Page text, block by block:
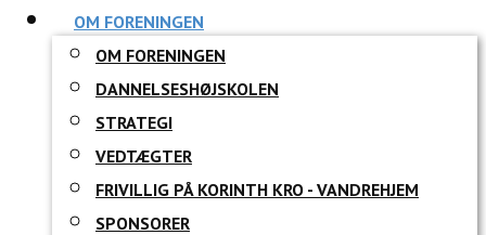
OM FORENINGEN
OM FORENINGEN
DANNELSESHØJSKOLEN
STRATEGI
VEDTÆGTER
FRIVILLIG PÅ KORINTH KRO - VANDREHJEM
SPONSORER